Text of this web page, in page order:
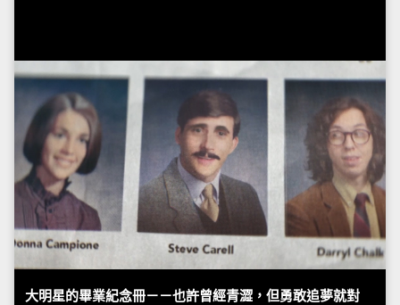
大明星的畢業紀念冊－－也許曾經青澀，但勇敢追夢就對